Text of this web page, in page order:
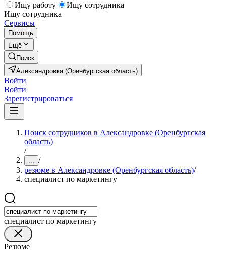
Ищу работу
Ищу сотрудника
Ищу сотрудника
Сервисы
Помощь
Ещё
Поиск
Александровка (Оренбургская область)
Войти
Войти
Зарегистрироваться
Поиск сотрудников в Александровке (Оренбургская
область)
/
... /
резюме в Александровке (Оренбургская область)/
специалист по маркетингу
специалист по маркетингу
Резюме